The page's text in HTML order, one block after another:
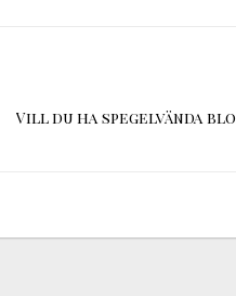
Vill du ha spegelvända